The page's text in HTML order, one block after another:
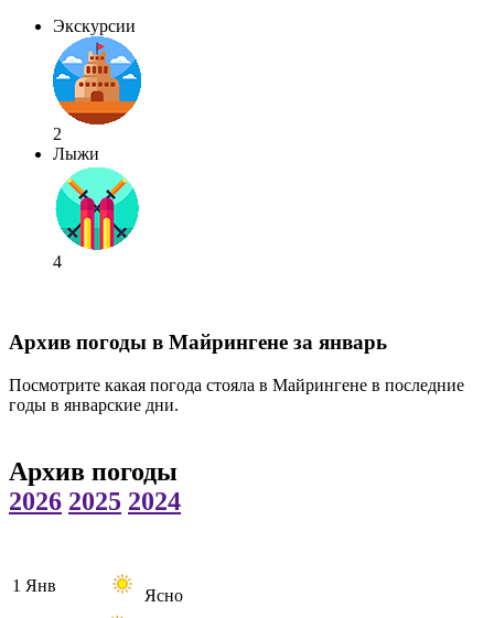
Экскурсии
2
Лыжи
4
Архив погоды в Майрингене за январь
Посмотрите какая погода стояла в Майрингене в последние
годы в январские дни.
Архив погоды
2026 2025 2024
1 Янв
Ясно